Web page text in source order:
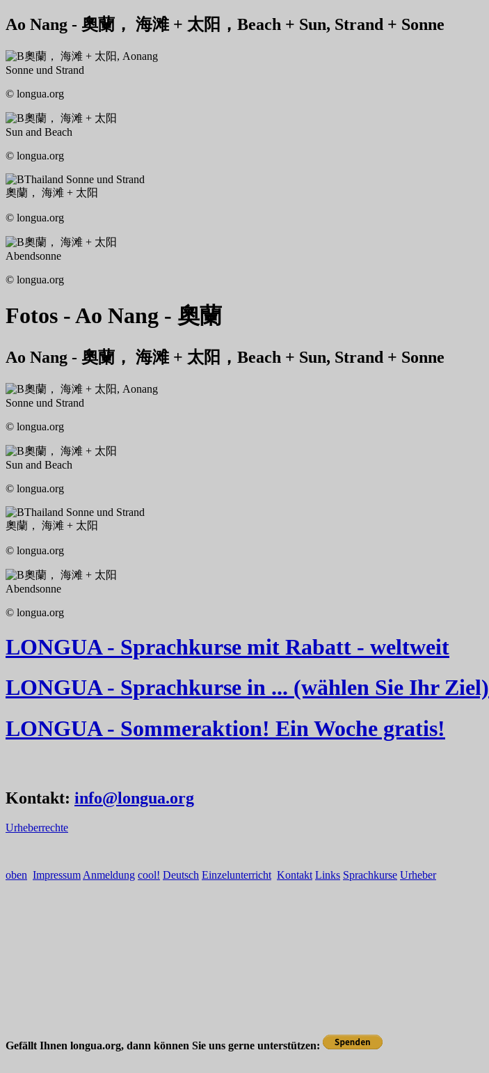
Ao Nang - 奧蘭， 海滩 + 太阳，Beach + Sun, Strand + Sonne
奧蘭， 海滩 + 太阳, Aonang
Sonne und Strand
© longua.org
奧蘭， 海滩 + 太阳
Sun and Beach
© longua.org
Thailand Sonne und Strand
奧蘭， 海滩 + 太阳
© longua.org
奧蘭， 海滩 + 太阳
Abendsonne
© longua.org
Fotos - Ao Nang - 奧蘭
Ao Nang - 奧蘭， 海滩 + 太阳，Beach + Sun, Strand + Sonne
奧蘭， 海滩 + 太阳, Aonang
Sonne und Strand
© longua.org
奧蘭， 海滩 + 太阳
Sun and Beach
© longua.org
Thailand Sonne und Strand
奧蘭， 海滩 + 太阳
© longua.org
奧蘭， 海滩 + 太阳
Abendsonne
© longua.org
LONGUA - Sprachkurse mit Rabatt - weltweit
LONGUA - Sprachkurse in ... (wählen Sie Ihr Ziel)
LONGUA - Sommeraktion! Ein Woche gratis!
Kontakt: info@longua.org
Urheberrechte
oben Impressum Anmeldung cool! Deutsch Einzelunterricht Kontakt Links Sprachkurse Urheber
Gefällt Ihnen longua.org, dann können Sie uns gerne unterstützen: